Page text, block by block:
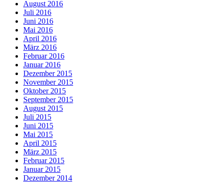
August 2016
Juli 2016
Juni 2016
Mai 2016
April 2016
März 2016
Februar 2016
Januar 2016
Dezember 2015
November 2015
Oktober 2015
September 2015
August 2015
Juli 2015
Juni 2015
Mai 2015
April 2015
März 2015
Februar 2015
Januar 2015
Dezember 2014